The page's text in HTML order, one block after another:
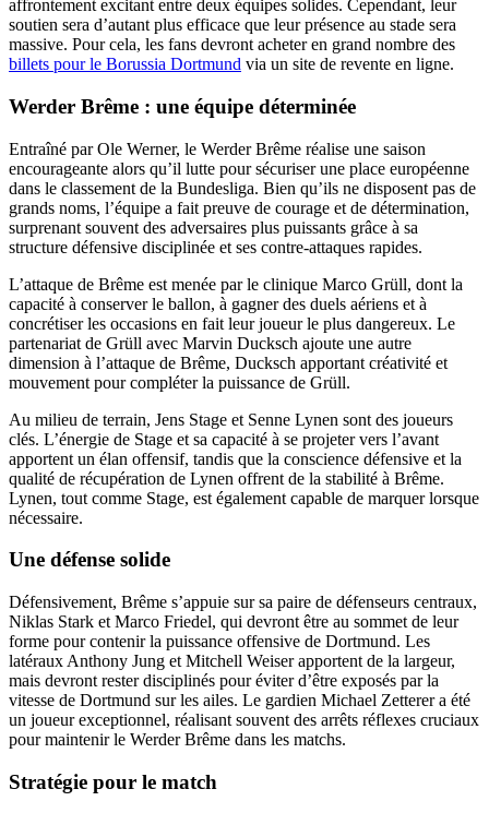
affrontement excitant entre deux équipes solides. Cependant, leur
soutien sera d’autant plus efficace que leur présence au stade sera
massive. Pour cela, les fans devront acheter en grand nombre des
billets pour le Borussia Dortmund via un site de revente en ligne.
Werder Brême : une équipe déterminée
Entraîné par Ole Werner, le Werder Brême réalise une saison
encourageante alors qu’il lutte pour sécuriser une place européenne
dans le classement de la Bundesliga. Bien qu’ils ne disposent pas de
grands noms, l’équipe a fait preuve de courage et de détermination,
surprenant souvent des adversaires plus puissants grâce à sa
structure défensive disciplinée et ses contre-attaques rapides.
L’attaque de Brême est menée par le clinique Marco Grüll, dont la
capacité à conserver le ballon, à gagner des duels aériens et à
concrétiser les occasions en fait leur joueur le plus dangereux. Le
partenariat de Grüll avec Marvin Ducksch ajoute une autre
dimension à l’attaque de Brême, Ducksch apportant créativité et
mouvement pour compléter la puissance de Grüll.
Au milieu de terrain, Jens Stage et Senne Lynen sont des joueurs
clés. L’énergie de Stage et sa capacité à se projeter vers l’avant
apportent un élan offensif, tandis que la conscience défensive et la
qualité de récupération de Lynen offrent de la stabilité à Brême.
Lynen, tout comme Stage, est également capable de marquer lorsque
nécessaire.
Une défense solide
Défensivement, Brême s’appuie sur sa paire de défenseurs centraux,
Niklas Stark et Marco Friedel, qui devront être au sommet de leur
forme pour contenir la puissance offensive de Dortmund. Les
latéraux Anthony Jung et Mitchell Weiser apportent de la largeur,
mais devront rester disciplinés pour éviter d’être exposés par la
vitesse de Dortmund sur les ailes. Le gardien Michael Zetterer a été
un joueur exceptionnel, réalisant souvent des arrêts réflexes cruciaux
pour maintenir le Werder Brême dans les matchs.
Stratégie pour le match